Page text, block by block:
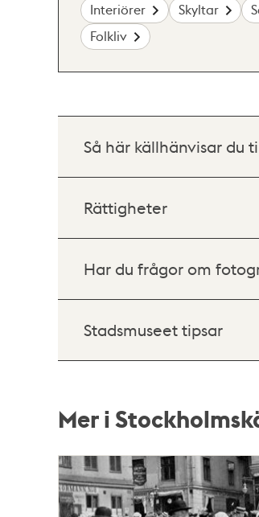
Interiörer
Skyltar
Folkliv
Så här källhänvisar du
Rättigheter
Har du frågor om
Stadsmuseet tipsar
Mer i
Relaterade
poster
och